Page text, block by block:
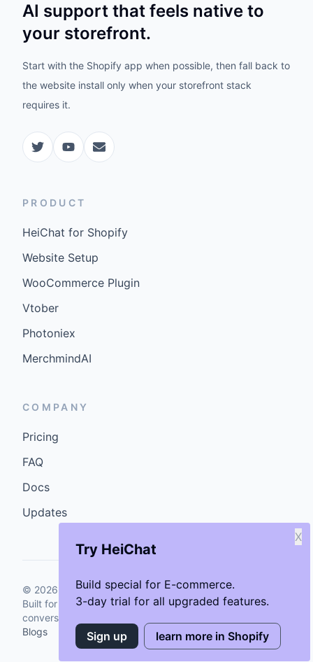
Try HeiChat
Build special for E-commerce.
3-day trial for all upgraded features.
X
Sign up learn more in Shopify
AI support that feels native to
your storefront.
Start with the Shopify app when possible, then fall back to
the website install only when your storefront stack
requires it.
PRODUCT
HeiChat for Shopify
Website Setup
WooCommerce Plugin
Vtober
Photoniex
MerchmindAI
COMPANY
Pricing
FAQ
Docs
Updates
© 2026 GenCybers Inc. All rights reserved.
Built for storefronts that want faster answers and cleaner
conversions.
Blogs